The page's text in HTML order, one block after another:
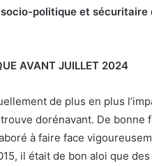
politique et sécuritaire
AVANT JUILLET 2024
de plus en plus
dorénavant. De bonne
à faire face
il était de bon aloi que